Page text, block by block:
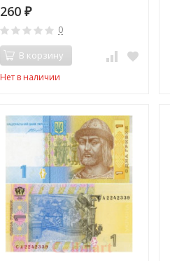
260₽
0
В корзину
Нет в наличии